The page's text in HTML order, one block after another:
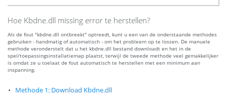
Hoe Kbdne.dll missing error te herstellen?
Als de fout "kbdne.dll ontbreekt" optreedt, kunt u een van de onderstaande methodes
gebruiken - handmatig of automatisch - om het probleem op te lossen. De manuele
methode veronderstelt dat u het kbdne.dll bestand downloadt en het in de
spel/toepassingsinstallatiemap plaatst, terwijl de tweede methode veel gemakkelijker
is omdat ze u toelaat de fout automatisch te herstellen met een minimum aan
inspanning.
Methode 1: Download Kbdne.dll